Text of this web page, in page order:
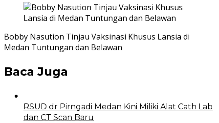
Bobby Nasution Tinjau Vaksinasi Khusus Lansia di
Medan Tuntungan dan Belawan
Baca Juga
RSUD dr Pirngadi Medan Kini Miliki Alat Cath Lab
dan CT Scan Baru